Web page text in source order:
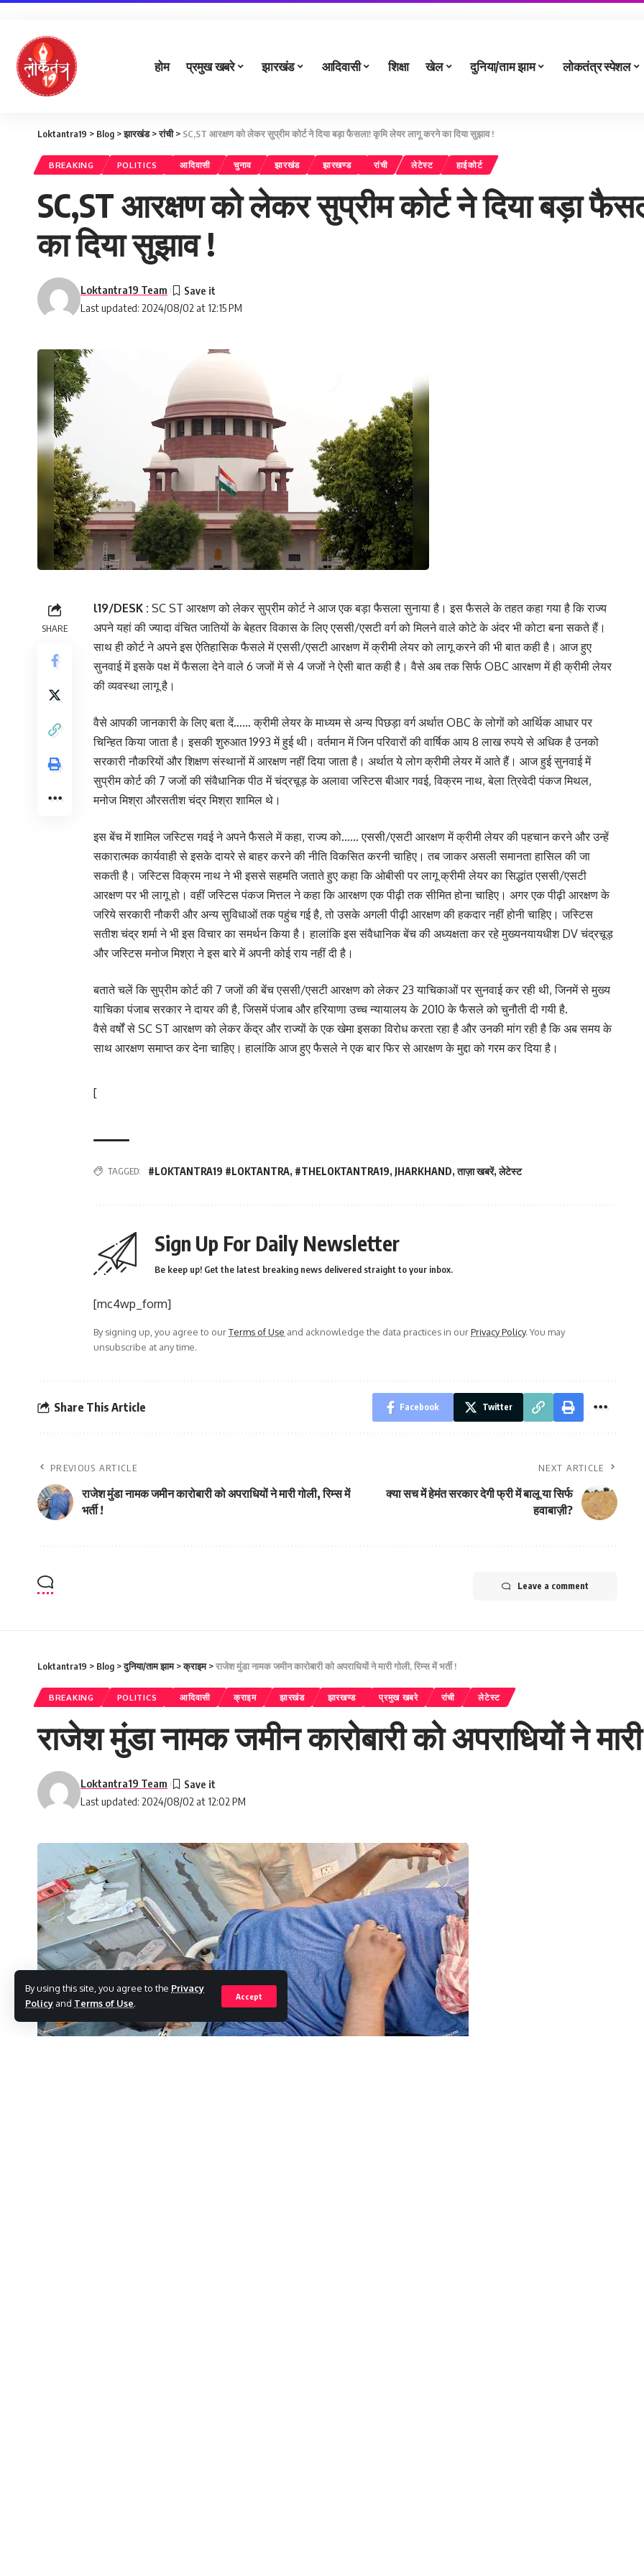
By using this site, you agree to the Privacy
Policy and Terms of Use.
Accept
होम प्रमुख खबरे झारखंड आदिवासी शिक्षा खेल दुनिया/ताम झाम लोकतंत्र स्पेशल
Loktantra19 > Blog >झारखंड>रांची> SC,ST आरक्षण को लेकर सुप्रीम कोर्ट ने दिया बड़ा फैसला! कृमि लेयर लागू करने का दिया सुझाव !
BREAKING POLITICS आदिवासी चुनाव झारखंड झारखण्ड रांची लेटेस्ट हाईकोर्ट
SC,ST आरक्षण को लेकर सुप्रीम कोर्ट ने दिया बड़ा
का दिया सुझाव !
Last updated: 2024/08/02 at 12:15 PM
Loktantra19 Team
SHARE
l19/DESK : SC ST आरक्षण को लेकर सुप्रीम कोर्ट ने आज एक बड़ा फैसला सुनाया है। इस फैसले के तहत कहा गया है कि राज्य
अपने यहां की ज्यादा वंचित जातियों के बेहतर विकास के लिए एससी/एसटी वर्ग को मिलने वाले कोटे के अंदर भी कोटा बना सकते हैं।
साथ ही कोर्ट ने अपने इस ऐतिहासिक फैसले में एससी/एसटी आरक्षण में क्रीमी लेयर को लागू करने की भी बात कही है। आज हुए
सुनवाई में इसके पक्ष में फैसला देने वाले 6 जजों में से 4 जजों ने ऐसी बात कही है। वैसे अब तक सिर्फ OBC आरक्षण में ही क्रीमी लेयर
की व्यवस्था लागू है।
वैसे आपकी जानकारी के लिए बता दें…… क्रीमी लेयर के माध्यम से अन्य पिछड़ा वर्ग अर्थात OBC के लोगों को आर्थिक आधार पर
चिन्हित किया जाता है। इसकी शुरुआत 1993 में हुई थी। वर्तमान में जिन परिवारों की वार्षिक आय 8 लाख रुपये से अधिक है उनको
सरकारी नौकरियों और शिक्षण संस्थानों में आरक्षण नहीं दिया जाता है। अर्थात ये लोग क्रीमी लेयर में आते हैं। आज हुई सुनवाई में
सुप्रीम कोर्ट की 7 जजों की संवैधानिक पीठ में चंद्रचूड़ के अलावा जस्टिस बीआर गवई, विक्रम नाथ, बेला त्रिवेदी पंकज मिथल,
मनोज मिश्रा औरसतीश चंद्र मिश्रा शामिल थे।
इस बेंच में शामिल जस्टिस गवई ने अपने फैसले में कहा, राज्य को…… एससी/एसटी आरक्षण में क्रीमी लेयर की पहचान करने और उन्हें
सकारात्मक कार्यवाही से इसके दायरे से बाहर करने की नीति विकसित करनी चाहिए। तब जाकर असली समानता हासिल की जा
सकती है। जस्टिस विक्रम नाथ ने भी इससे सहमति जताते हुए कहा कि ओबीसी पर लागू क्रीमी लेयर का सिद्धांत एससी/एसटी
आरक्षण पर भी लागू हो। वहीं जस्टिस पंकज मित्तल ने कहा कि आरक्षण एक पीढ़ी तक सीमित होना चाहिए। अगर एक पीढ़ी आरक्षण के
जरिये सरकारी नौकरी और अन्य सुविधाओं तक पहुंच गई है, तो उसके अगली पीढ़ी आरक्षण की हकदार नहीं होनी चाहिए। जस्टिस
सतीश चंद्र शर्मा ने भी इस विचार का समर्थन किया है। हालांकि इस संवैधानिक बेंच की अध्यक्षता कर रहे मुख्यनयायधीश DV चंद्रचूड़
और जस्टिस मनोज मिश्रा ने इस बारे में अपनी कोई राय नहीं दी है।
बताते चलें कि सुप्रीम कोर्ट की 7 जजों की बेंच एससी/एसटी आरक्षण को लेकर 23 याचिकाओं पर सुनवाई कर रही थी, जिनमें से मुख्य
याचिका पंजाब सरकार ने दायर की है, जिसमें पंजाब और हरियाणा उच्च न्यायालय के 2010 के फैसले को चुनौती दी गयी है.
वैसे वर्षों से SC ST आरक्षण को लेकर केंद्र और राज्यों के एक खेमा इसका विरोध करता रहा है और उनकी मांग रही है कि अब समय के
साथ आरक्षण समाप्त कर देना चाहिए। हालांकि आज हुए फैसले ने एक बार फिर से आरक्षण के मुद्दा को गरम कर दिया है।
[
TAGGED: #LOKTANTRA19 #LOKTANTRA, #THELOKTANTRA19, JHARKHAND,ताज़ा खबरें,लेटेस्ट
Sign Up For Daily Newsletter
Be keep up! Get the latest breaking news delivered straight to your inbox.
[mc4wp_form]
By signing up, you agree to ourTerms of Use and acknowledge the data practices in ourPrivacy Policy. You may
unsubscribe at any time.
Share This Article Facebook Twitter
PREVIOUS ARTICLE
राजेश मुंडा नामक जमीन कारोबारी को अपराधियों ने मारी गोली, रिम्स में
भर्ती !
NEXT ARTICLE
क्या सच में हेमंत सरकार देगी फ्री में बालू या सिर्फ
हवाबाज़ी?
Leave a comment
Loktantra19 > Blog >दुनिया/ताम झाम>क्राइम>राजेश मुंडा नामक जमीन कारोबारी को अपराधियों ने मारी गोली, रिम्स में भर्ती !
BREAKING POLITICS आदिवासी क्राइम झारखंड झारखण्ड प्रमुख खबरे रांची लेटेस्ट
राजेश मुंडा नामक जमीन कारोबारी को अपराधियों ने मारी
Last updated: 2024/08/02 at 12:02 PM
Loktantra19 Team